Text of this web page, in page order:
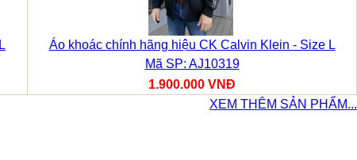
Áo khoác chính hãng hiệu CK Calvin Klein - Size L
Mã SP: AJ10319
1.900.000 VNĐ
XEM THÊM SẢN PHẨM...